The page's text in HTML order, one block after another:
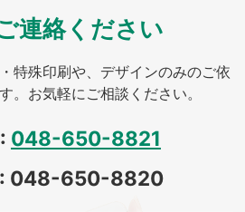
連絡ください
特殊印刷や、デザインのみのご依
。お気軽にご相談ください。
048-650-8821
: 048-650-8820